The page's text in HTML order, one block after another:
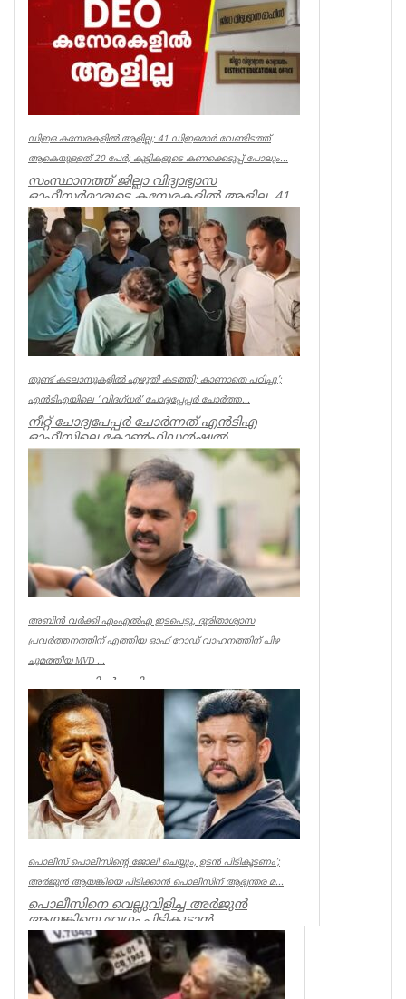
Kerala
ഡിഇഒ കസേരകളില്‍ ആളില്ല; 41 ഡിഇഒമാര്‍ വേണ്ടിടത്ത്
ആകെയുള്ളത് 20 പേര്‍; കുട്ടികളുടെ കണക്കെടുപ്പ് പോലും...
സംസ്ഥാനത്ത് ജില്ലാ വിദ്യാഭ്യാസ
ഓഫീസര്‍മാരുടെ കസേരകളില്‍ ആളില്ല. 41
ഡിഇഒമാരില്‍ നിലവില്‍ ഉള്ളത് 20 പ...
Kerala
തുണ്ട് കടലാസുകളില്‍ എഴുതി കടത്തി; കാണാതെ പഠിച്ചു’;
എന്‍ടിഎയിലെ ‘ വിദഗ്ധര്‍’ ചോദ്യപ്പേപ്പര്‍ ചോര്‍ത്ത...
നീറ്റ് ചോദ്യപേപ്പര്‍ ചോര്‍ന്നത് എന്‍ടിഎ
ഓഫീസിലെ കോണ്‍ഫിഡന്‍ഷ്യല്‍
സെക്ഷനില്‍ നിന്ന് എന്ന് സിബിഐ. എന...
Kerala
അബിൻ വർക്കി എംഎൽഎ ഇടപെട്ടു, ദുരിതാശ്വാസ
പ്രവർത്തനത്തിന് എത്തിയ ഓഫ് റോഡ് വാഹനത്തിന് പിഴ
ചുമത്തിയ MVD ...
ആറന്മുളയിൽ ദുരിതാശ്വാസ
പ്രവർത്തനത്തിന് എത്തിയ ഓഫ് റോഡ്
വാഹനത്തിന് മോട്ടോർ വെഹിക്കിൾ
ഇൻസ്പെക്ടർ പിഴ ...
Kerala
പൊലീസ് പൊലീസിന്റെ ജോലി ചെയ്യും, ഉടന്‍ പിടികൂടണം’;
അര്‍ജുന്‍ ആയങ്കിയെ പിടിക്കാന്‍ പൊലീസിന് ആഭ്യന്തര മ...
പൊലീസിനെ വെല്ലുവിളിച്ച അര്‍ജുന്‍
ആയങ്കിയെ വേഗം പിടികൂടാന്‍
ആഭ്യന്തരമന്ത്രി രമേശ് ചെന്നിത്തലയുടെ
നിര...
Kerala